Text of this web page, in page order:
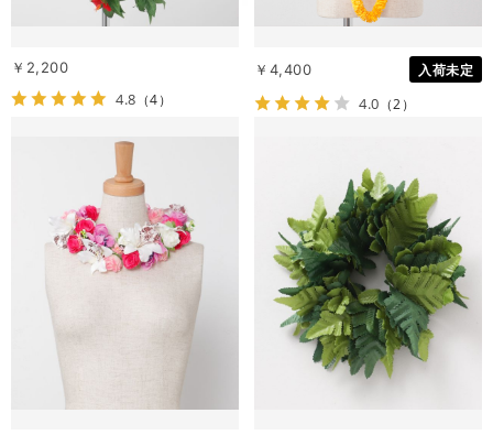
￥2,200
4.8 （4）
￥4,400 入荷未定
4.0 （2）